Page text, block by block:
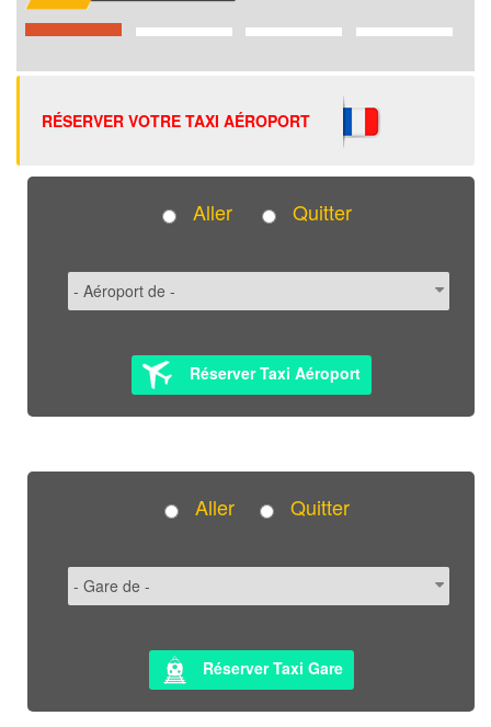
RÉSERVER VOTRE TAXI AÉROPORT
Aller Quitter
Réserver Taxi Aéroport
Aller Quitter
Réserver Taxi Gare